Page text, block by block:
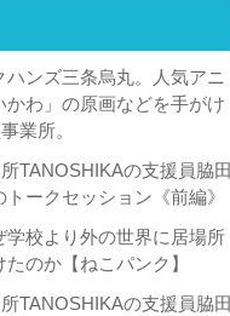
ハンズ三条烏丸。人気アニ
かわ」の原画などを手がけ
業所。
TANOSHIKAの支援員脇田
トークセッション《前編》
学校より外の世界に居場所
たのか【ねこパンク】
TANOSHIKAの支援員脇田